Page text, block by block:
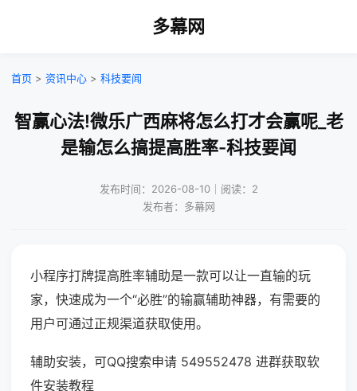
多幕网
首页 > 资讯中心 > 科技要闻
智赢心法!微乐广西麻将怎么打才会赢呢_老
是输怎么搞提高胜率-科技要闻
发布时间：2026-08-10｜阅读：2
发布者：多幕网
小程序打牌提高胜率辅助是一款可以让一直输的玩
家，快速成为一个“必胜”的输赢辅助神器，有需要的
用户可通过正规渠道获取使用。
辅助安装，可QQ搜索申请 549552478 进群获取软
件安装教程